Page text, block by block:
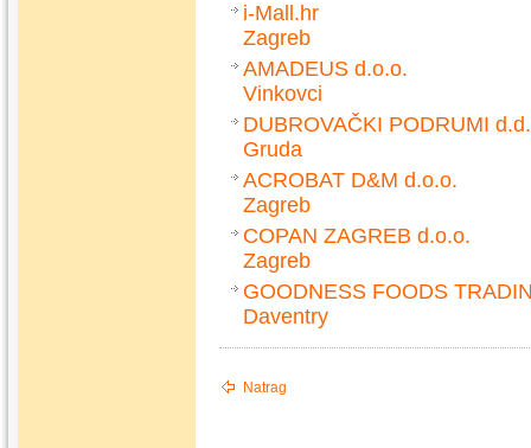
i-Mall.hr
Zagreb
AMADEUS d.o.o.
Vinkovci
DUBROVAČKI PODRUMI d.d.
Gruda
ACROBAT D&M d.o.o.
Zagreb
COPAN ZAGREB d.o.o.
Zagreb
GOODNESS FOODS
Daventry
Natrag